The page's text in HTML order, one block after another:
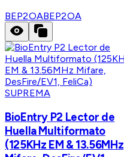
BEP2OABEP2OA
SUPREMA
BioEntry P2 Lector de
Huella Multiformato
(125KHz EM & 13.56MHz